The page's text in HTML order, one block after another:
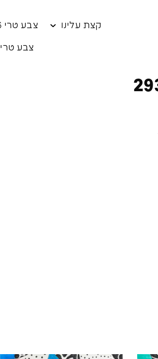
קצת עלינו צבע טרי 2026
צבע טרי X טולמנ׳ס